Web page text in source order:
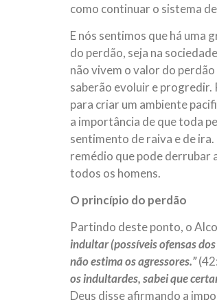
como continuar o sistema
E nós sentimos que há uma
do perdão, seja na
não vivem o valor do
saberão evoluir e progredir.
para criar um ambiente
a importância de que toda
sentimento de raiva e de ira.
remédio que pode derrubar
todos os homens.
O princípio do perdão
Partindo deste ponto, o
indultar (possíveis ofensas
não estima os agressores.”
os indultardes, sabei que
Deus disse afirmando a